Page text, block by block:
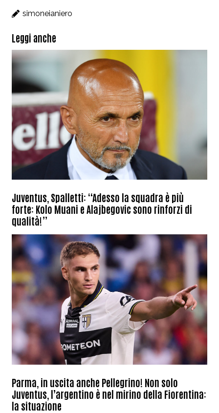
simoneianiero
Leggi anche
Juventus, Spalletti: “Adesso la squadra è più
forte: Kolo Muani e Alajbegovic sono rinforzi di
qualità!”
Parma, in uscita anche Pellegrino! Non solo
Juventus, l’argentino è nel mirino della Fiorentina:
la situazione